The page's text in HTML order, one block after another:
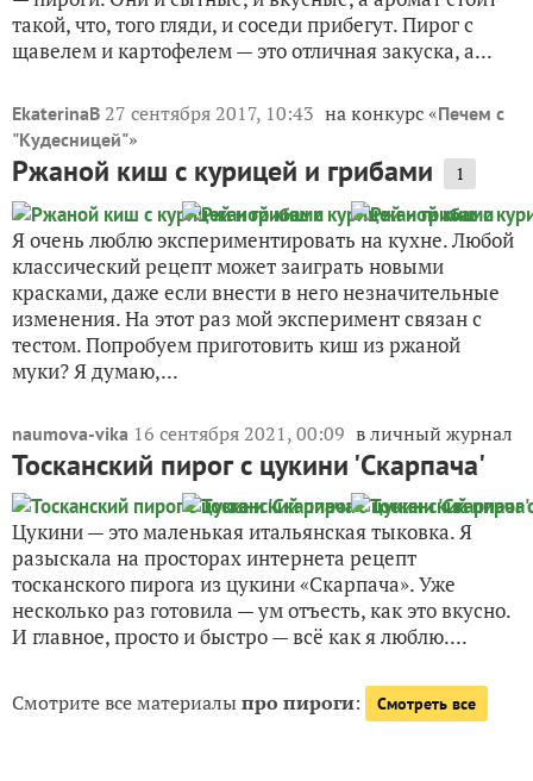
такой, что, того гляди, и соседи прибегут. Пирог с
щавелем и картофелем — это отличная закуска, а...
EkaterinaB 27 сентября 2017, 10:43 на конкурс «Печем с
"Кудесницей"»
Ржаной киш с курицей и грибами 1
Я очень люблю экспериментировать на кухне. Любой
классический рецепт может заиграть новыми
красками, даже если внести в него незначительные
изменения. На этот раз мой эксперимент связан с
тестом. Попробуем приготовить киш из ржаной
муки? Я думаю,...
naumova-vika 16 сентября 2021, 00:09 в личный журнал
Тосканский пирог с цукини 'Скарпача'
Цукини — это маленькая итальянская тыковка. Я
разыскала на просторах интернета рецепт
тосканского пирога из цукини «Скарпача». Уже
несколько раз готовила — ум отъесть, как это вкусно.
И главное, просто и быстро — всё как я люблю....
Смотрите все материалыпро пироги: Смотреть все